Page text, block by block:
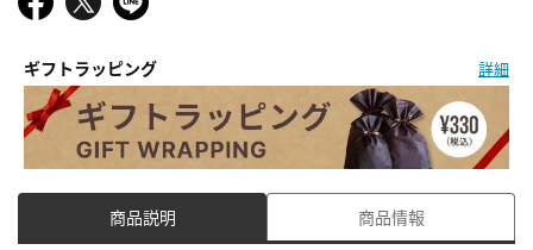
ギフトラッピング 詳細
商品説明 商品情報